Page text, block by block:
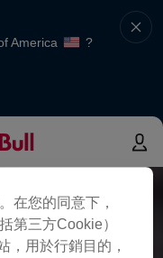
America
?
在您的同意下，
第三方Cookie）
，用於行銷目的，